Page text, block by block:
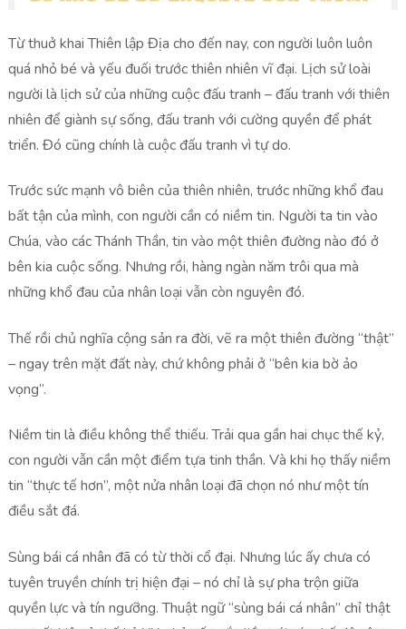
Từ thuở khai Thiên lập Địa cho đến nay, con người luôn luôn
quá nhỏ bé và yếu đuối trước thiên nhiên vĩ đại. Lịch sử loài
người là lịch sử của những cuộc đấu tranh – đấu tranh với thiên
nhiên để giành sự sống, đấu tranh với cường quyền để phát
triển. Đó cũng chính là cuộc đấu tranh vì tự do.
Trước sức mạnh vô biên của thiên nhiên, trước những khổ đau
bất tận của mình, con người cần có niềm tin. Người ta tin vào
Chúa, vào các Thánh Thần, tin vào một thiên đường nào đó ở
bên kia cuộc sống. Nhưng rồi, hàng ngàn năm trôi qua mà
những khổ đau của nhân loại vẫn còn nguyên đó.
Thế rồi chủ nghĩa cộng sản ra đời, vẽ ra một thiên đường “thật”
– ngay trên mặt đất này, chứ không phải ở “bên kia bờ ảo
vọng”.
Niềm tin là điều không thể thiếu. Trải qua gần hai chục thế kỷ,
con người vẫn cần một điểm tựa tinh thần. Và khi họ thấy niềm
tin “thực tế hơn”, một nửa nhân loại đã chọn nó như một tín
điều sắt đá.
Sùng bái cá nhân đã có từ thời cổ đại. Nhưng lúc ấy chưa có
tuyên truyền chính trị hiện đại – nó chỉ là sự pha trộn giữa
quyền lực và tín ngưỡng. Thuật ngữ “sùng bái cá nhân” chỉ thật